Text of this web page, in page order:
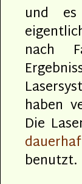
und
nach
haben
Die
benutzt.